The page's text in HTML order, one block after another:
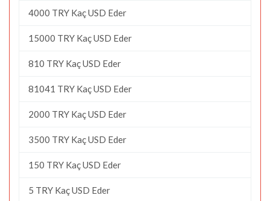
4000 TRY Kaç USD Eder
15000 TRY Kaç USD Eder
810 TRY Kaç USD Eder
81041 TRY Kaç USD Eder
2000 TRY Kaç USD Eder
3500 TRY Kaç USD Eder
150 TRY Kaç USD Eder
5 TRY Kaç USD Eder